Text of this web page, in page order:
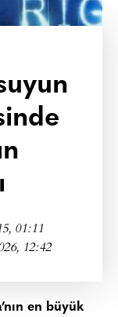
01:11
12:42
en büyük